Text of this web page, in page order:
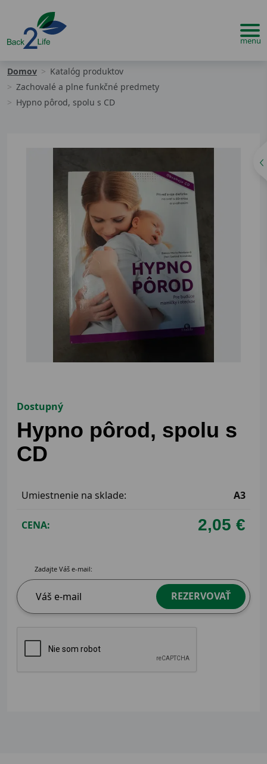
Domov
Katalóg produktov
Zachovalé a plne funkčné predmety
Hypno pôrod, spolu s CD
Dostupný
Hypno pôrod, spolu s
CD
Umiestnenie na sklade: A3
CENA: 2,05 €
Zadajte Váš e-mail:
REZERVOVAŤ